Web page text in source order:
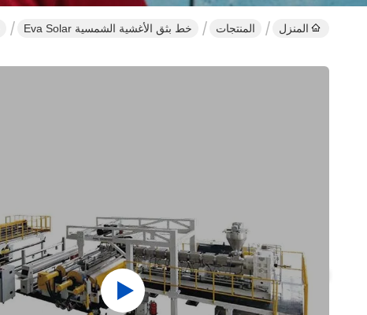
المنزل المنتجات خط بثق الأغشية الشمسية Eva Solar